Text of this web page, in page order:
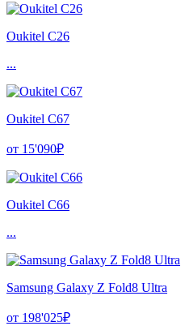
Oukitel C26
...
Oukitel C67
от 15'090₽
Oukitel C66
...
Samsung Galaxy Z Fold8 Ultra
от 198'025₽